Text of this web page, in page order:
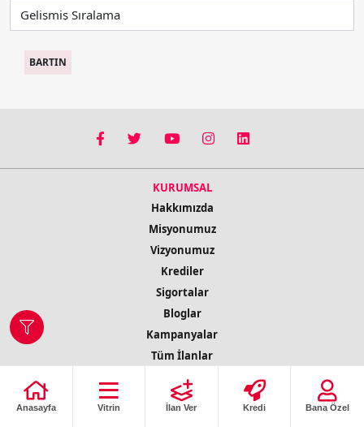
BARTIN
KURUMSAL
Hakkımızda
Misyonumuz
Vizyonumuz
Krediler
Sigortalar
Bloglar
Kampanyalar
Tüm İlanlar
İletişim Bilgileri
© 2022 Copyright Tüm Hakları Saklıdırilobs
Anasayfa Vitrin İlan Ver Kredi Bana Özel